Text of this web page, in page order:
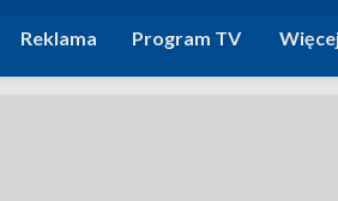
Reklama Program TV